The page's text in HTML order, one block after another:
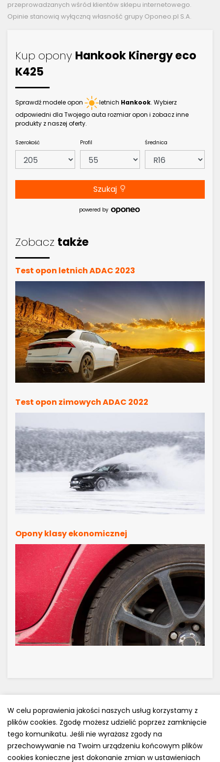
przeprowadzanych wśród klientów sklepu internetowego.
Opinie stanowią wyłączną własność grupy Oponeo.pl S.A.
Kup opony Hankook Kinergy eco
K425
Sprawdź modele opon letnich Hankook. Wybierz
odpowiedni dla Twojego auta rozmiar opon i zobacz inne
produkty z naszej oferty.
Szerokość Profil Średnica
Szukaj
powered by
Zobacz także
Test opon letnich ADAC 2023
Test opon zimowych ADAC 2022
Opony klasy ekonomicznej
Polityka prywatności
e-mail: kontakt@opony.com.pl
W celu poprawienia jakości naszych usług korzystamy z
plików cookies. Zgodę możesz udzielić poprzez zamknięcie
tego komunikatu. Jeśli nie wyrażasz zgody na
przechowywanie na Twoim urządzeniu końcowym plików
cookies konieczne jest dokonanie zmian w ustawieniach